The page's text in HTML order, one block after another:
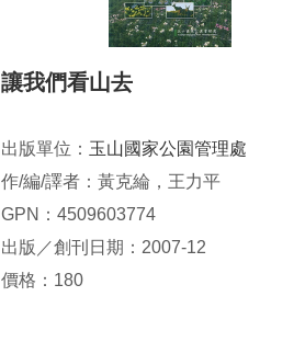
讓我們看山去
出版單位： 玉山國家公園管理處
作/編/譯者：黃克綸，王力平
GPN：4509603774
出版／創刊日期：2007-12
價格：180